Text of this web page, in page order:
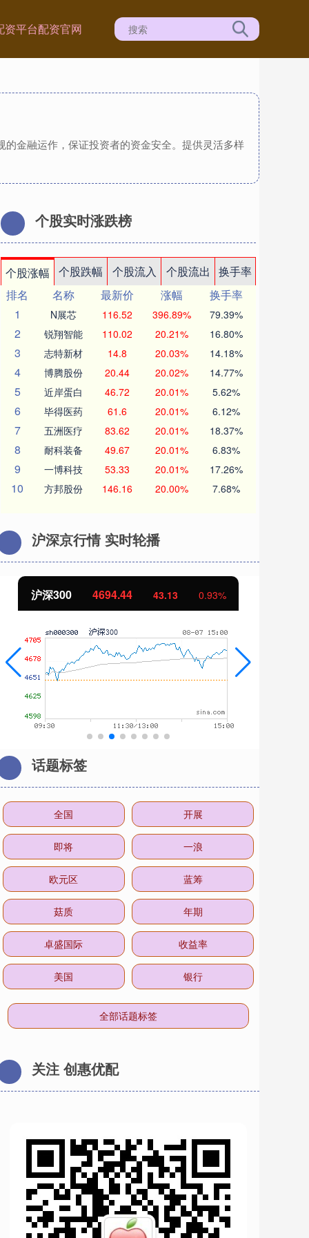
资平台配资官网
金融运作，保证投资者的资金安全。提供灵活多样
个股实时涨跌榜
个股涨幅 个股跌幅 个股流入 个股流出
换手率
排名
名称 最新价 涨幅
换手率
1
N展芯 116.52 396.89% 79.39%
2 锐翔智能 110.02 20.21% 16.80%
3 志特新材 14.8 20.03% 14.18%
4 博腾股份 20.44 20.02% 14.77%
5 近岸蛋白 46.72 20.01% 5.62%
6 毕得医药 61.6 20.01% 6.12%
7 五洲医疗 83.62 20.01% 18.37%
8 耐科装备 49.67 20.01% 6.83%
9 一博科技 53.33 20.01% 17.26%
10 方邦股份 146.16 20.00% 7.68%
沪深京行情 实时轮播
北证50 1134.24 11.37 1.01%
话题标签
全国 开展
即将 一浪
欧元区 蓝筹
菇质 年期
卓盛国际 收益率
美国 银行
全部话题标签
关注 创惠优配